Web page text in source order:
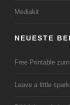
Mediakit
NEUESTE
Free Printable
Leave a little